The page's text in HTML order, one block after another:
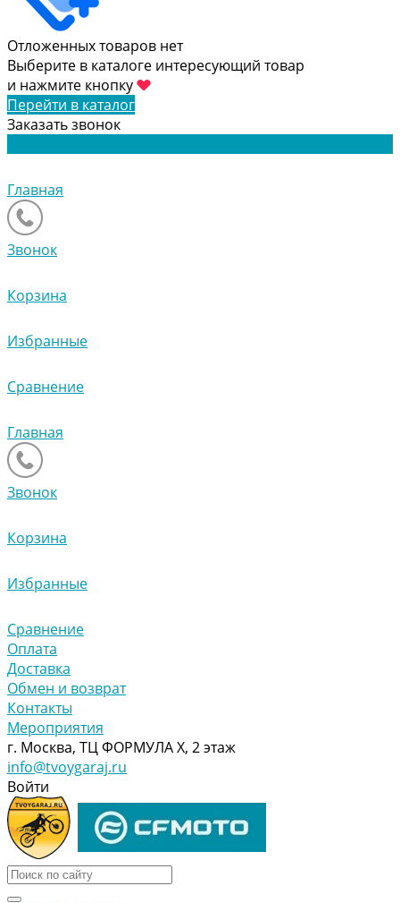
Отложенных товаров нет
Выберите в каталоге интересующий товар
и нажмите кнопку
Перейти в каталог
Заказать звонок
Главная
Звонок
Корзина
Избранные
Сравнение
Главная
Звонок
Корзина
Избранные
Сравнение
Оплата
Доставка
Обмен и возврат
Контакты
Мероприятия
г. Москва, ТЦ ФОРМУЛА Х, 2 этаж
info@tvoygaraj.ru
Войти